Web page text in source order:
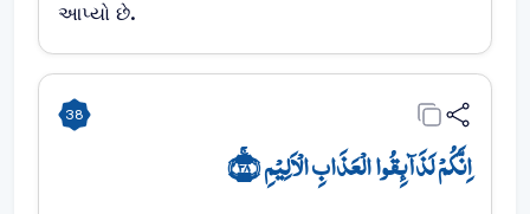
આપ્યો છે.
38
اِنَّکُمۡ لَذَآئِقُوا الۡعَذَابِ الۡاَلِیۡمِ ﴿ۚ۳۸﴾